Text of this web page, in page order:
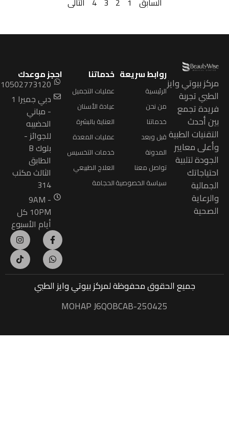
بيوتي وايز
تجربة
تجمع
أحدث
الطبية
معايير
لتلبية
روابط سريعة
الرئيسية
من نحن
خدماتنا
قبل وبعد
المدونة
تواصل معنا
سياسة الخصوصية
خدماتنا
عمليات التجميل
عيادة الأسنان
العناية بالبشرة
عمليات المعدة
خدمات التخسيس
العلاج الطبيعي
الحجامة
احجز موعدك
9710502773120+
دبي جميرا 1
- مباني
الحضيبه
للجوائز -
بلوك B
الطابق
الثالث مكتب
314
9AM -
10PM كل
أيام الأسبوع
جميع الحقوق محفوظةلمركز بيوتي وايز الطبي
MOHAP J6QOBCAB-250425